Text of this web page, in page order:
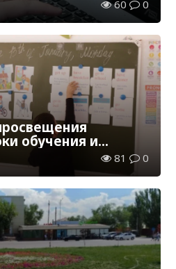
60 0
обучения и
2027 учебный год
81 0